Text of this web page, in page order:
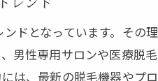
ドとなっています。そ
男性専用サロンや医療
は、最新の脱毛機器や